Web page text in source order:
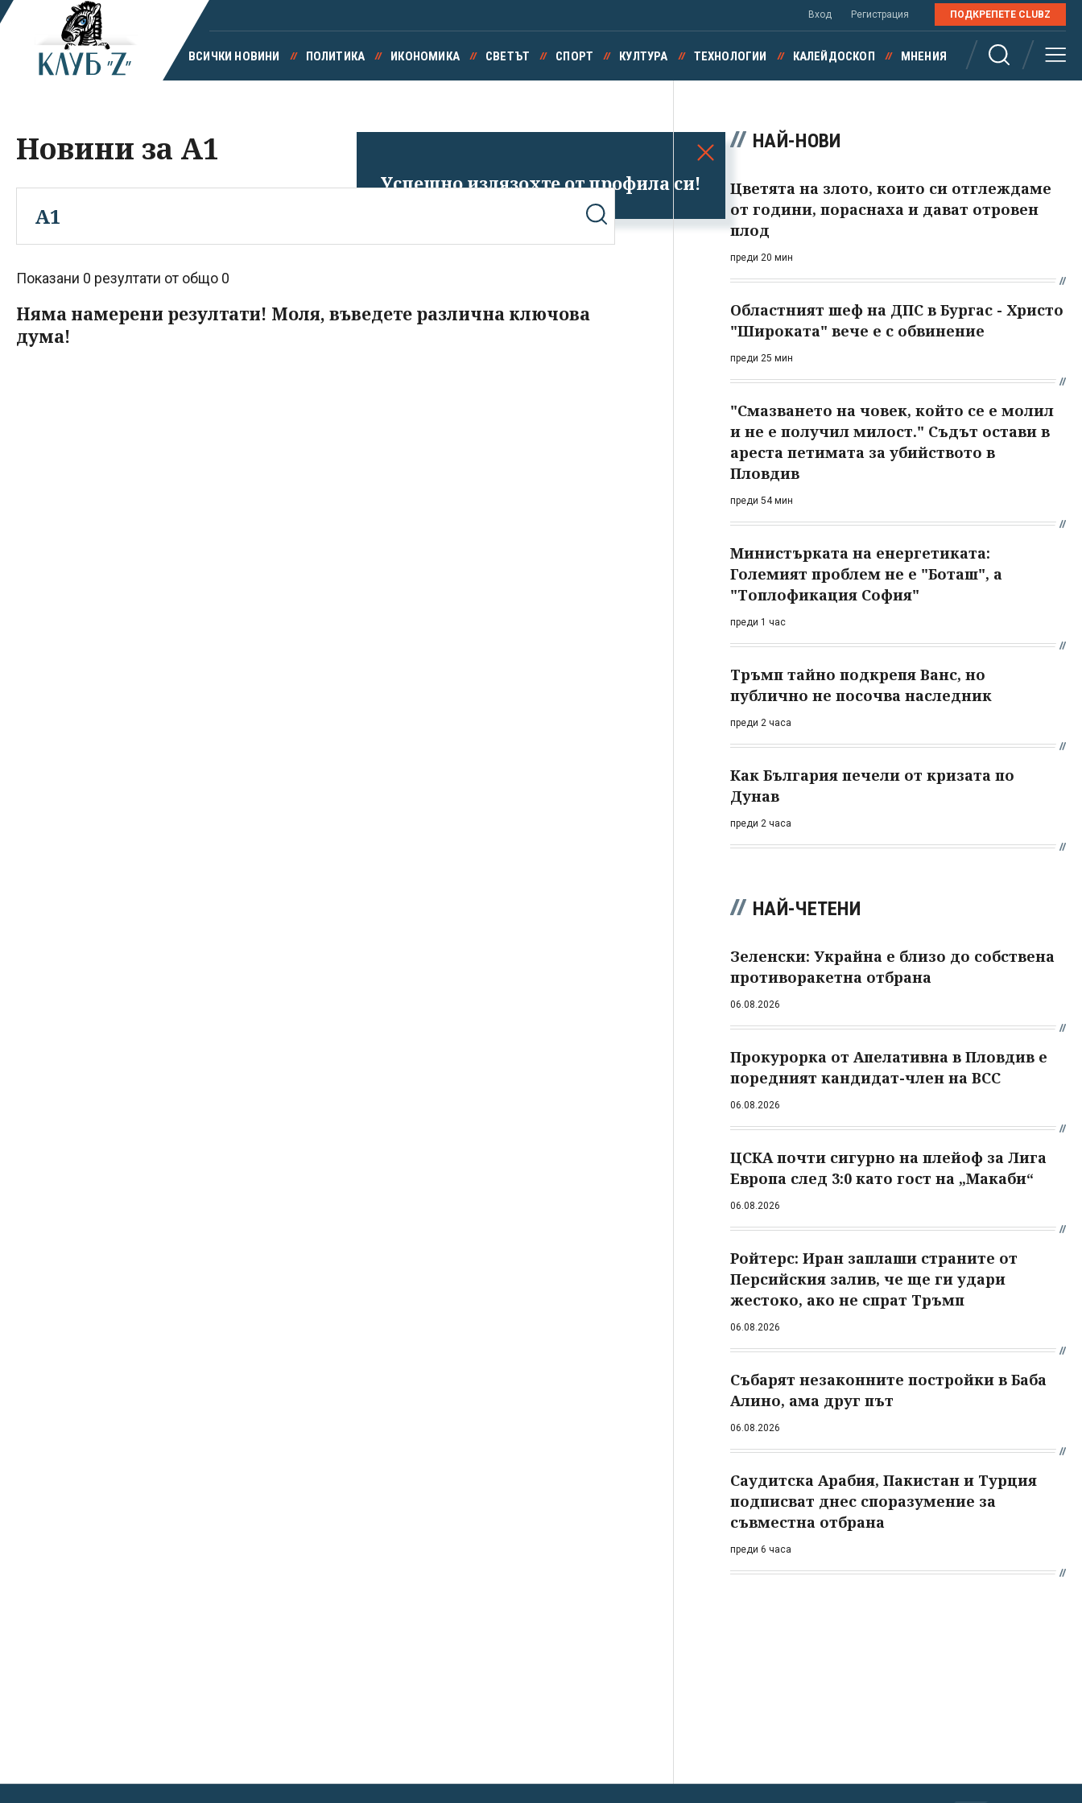
Успешно излязохте от профила си!
Вход Регистрация ПОДКРЕПЕТЕ CLUBZ
ВСИЧКИ НОВИНИ ПОЛИТИКА ИКОНОМИКА СВЕТЪТ СПОРТ КУЛТУРА ТЕХНОЛОГИИ КАЛЕЙДОСКОП МНЕНИЯ
Новини за A1
Показани 0 резултати от общо 0
Няма намерени резултати! Моля, въведете различна ключова
дума!
НАЙ-НОВИ
Цветята на злото, които си отглеждаме
от години, пораснаха и дават отровен
плод
преди 20 мин
Областният шеф на ДПС в Бургас - Христо
"Широката" вече е с обвинение
преди 25 мин
"Смазването на човек, който се е молил
и не е получил милост." Съдът остави в
ареста петимата за убийството в
Пловдив
преди 54 мин
Министърката на енергетиката:
Големият проблем не е "Боташ", а
"Топлофикация София"
преди 1 час
Тръмп тайно подкрепя Ванс, но
публично не посочва наследник
преди 2 часа
Как България печели от кризата по
Дунав
преди 2 часа
НАЙ-ЧЕТЕНИ
Зеленски: Украйна е близо до собствена
противоракетна отбрана
06.08.2026
Прокурорка от Апелативна в Пловдив е
поредният кандидат-член на ВСС
06.08.2026
ЦСКА почти сигурно на плейоф за Лига
Европа след 3:0 като гост на „Макаби“
06.08.2026
Ройтерс: Иран заплаши страните от
Персийския залив, че ще ги удари
жестоко, ако не спрат Тръмп
06.08.2026
Събарят незаконните постройки в Баба
Алино, ама друг път
06.08.2026
Саудитска Арабия, Пакистан и Турция
подписват днес споразумение за
съвместна отбрана
преди 6 часа